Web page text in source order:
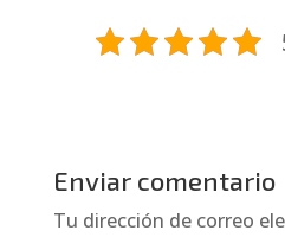
Enviar comentario
Tu dirección de correo